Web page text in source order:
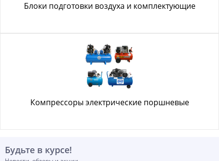
Блоки подготовки воздуха и комплектующие
Компрессоры электрические поршневые
Будьте в курсе!